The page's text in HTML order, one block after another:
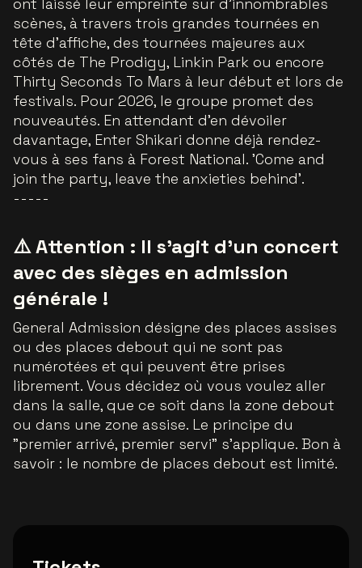
ont laissé leur empreinte sur d’innombrables
scènes, à travers trois grandes tournées en
tête d’affiche, des tournées majeures aux
côtés de The Prodigy, Linkin Park ou encore
Thirty Seconds To Mars à leur début et lors de
festivals. Pour 2026, le groupe promet des
nouveautés. En attendant d’en dévoiler
davantage, Enter Shikari donne déjà rendez-
vous à ses fans à Forest National. 'Come and
join the party, leave the anxieties behind'.
-----
⚠️ Attention : Il s'agit d'un concert
avec des sièges en admission
générale !
General Admission désigne des places assises
ou des places debout qui ne sont pas
numérotées et qui peuvent être prises
librement. Vous décidez où vous voulez aller
dans la salle, que ce soit dans la zone debout
ou dans une zone assise. Le principe du
"premier arrivé, premier servi" s'applique. Bon à
savoir : le nombre de places debout est limité.